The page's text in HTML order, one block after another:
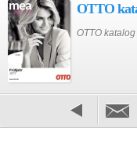
OTTO
OTTO